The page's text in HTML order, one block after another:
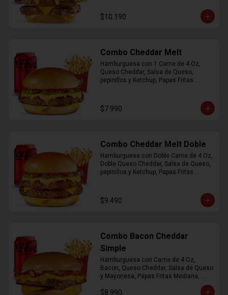
$10.190
Combo Cheddar Melt
Hamburguesa con 1 Carne de 4 Oz,
Queso Cheddar, Salsa de Queso,
pepinillos y Ketchup, Papas Fritas
$7.990
Combo Cheddar Melt Doble
Hamburguesa con Doble Carne de 4 Oz,
Doble Queso Cheddar, Salsa de Queso,
pepinillos y Ketchup, Papas Fritas
$9.490
Combo Bacon Cheddar
Simple
Hamburguesa con Carne de 4 Oz,
Bacon, Queso Cheddar, Salsa de Queso
y Mayonesa, Papas Fritas Mediana,
$8.990